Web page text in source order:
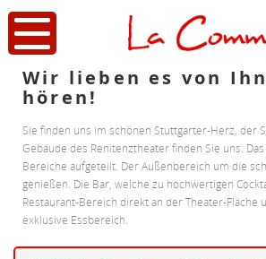
Wir lieben es von
hören!
Sie finden uns im schönen Stuttgarter-Herz, der
Gebäude des Renitenztheater finden Sie uns.
Bereiche aufgeteilt. Der Außenbereich um die
genießen. Die Bar, welche zu hochwertigen
Restaurant-Bereich direkt an der Theater-Fläche
exklusive Essbereich.